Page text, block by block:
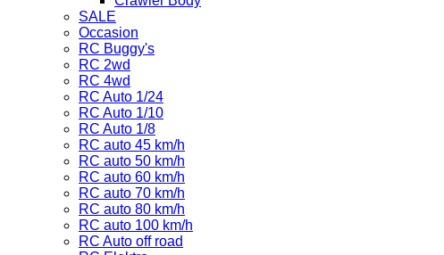
SALE
Occasion
RC Buggy's
RC 2wd
RC 4wd
RC Auto 1/24
RC Auto 1/10
RC Auto 1/8
RC auto 45 km/h
RC auto 50 km/h
RC auto 60 km/h
RC auto 70 km/h
RC auto 80 km/h
RC auto 100 km/h
RC Auto off road